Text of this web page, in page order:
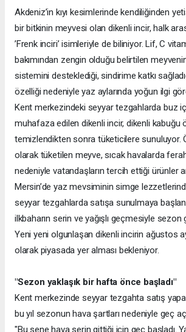
Akdeniz’in kıyı kesimlerinde kendiliğinden
bir bitkinin meyvesi olan dikenli incir, halk
’Frenk inciri’ isimleriyle de biliniyor. Lif, C
bakımından zengin olduğu belirtilen meyvenin
sistemini desteklediği, sindirime katkı
özelliği nedeniyle yaz aylarında yoğun ilgi
Kent merkezindeki seyyar tezgahlarda buz
muhafaza edilen dikenli incir, dikenli kabuğu
temizlendikten sonra tüketicilere sunuluyor.
olarak tüketilen meyve, sıcak havalarda
nedeniyle vatandaşların tercih ettiği ürünler
Mersin’de yaz mevsiminin simge
seyyar tezgahlarda satışa sunulmaya
ilkbaharın serin ve yağışlı geçmesiyle sezon
Yeni yeni olgunlaşan dikenli incirin ağustos
olarak piyasada yer alması bekleniyor.
"Sezon yaklaşık bir hafta önce başladı"
Kent merkezinde seyyar tezgahta satış
bu yıl sezonun hava şartları nedeniyle geç
"Bu sene hava serin gittiği için geç başladı.